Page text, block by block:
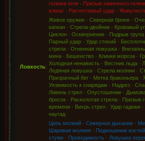
голема огня· Призыв каменного
взмах · Расчетливый удар·
Ловкость:
Живое оружие· Северная броня ·
капкан· Стрела-двойник· Кровавый
Циклон· Осквернение· Подрыв трупа
Парный удар· Удар стихий·
стрела· Огненная ловушка·
мина· Бешенство· Клинки мороза·
Холодная ненависть · Вестник льда·
Ледяная ловушка· Стрела молнии·
Призрачный бег· Метка браконьера·
Уязвимость к снарядам · Надрез·
Ливень стрел· Опустошение·
бросок· Расколотая стрела· Призыв
времени· Вихрь стрел· Удар гадюки·
наугад
Цепь молний· Северное дыхание·
Шаровая молния· Подношение костей
стужи· Проводимость· Ловушка